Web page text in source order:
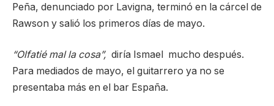
Peña, denunciado por Lavigna, terminó en la cárcel de
Rawson y salió los primeros días de mayo.
“Olfatié mal la cosa”, diría Ismael mucho después.
Para mediados de mayo, el guitarrero ya no se
presentaba más en el bar España.